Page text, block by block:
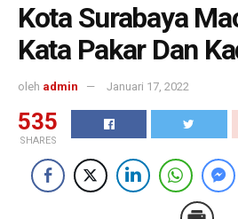
Kota Surabaya
Kata Pakar Dan
oleh admin Januari 17, 2022
535
SHARES